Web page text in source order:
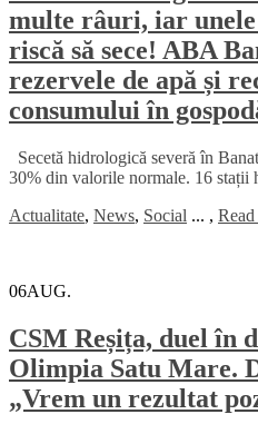
multe râuri, iar
riscă să sece! ABA
rezervele de apă și
consumului în
Secetă hidrologică severă în
30% din valorile normale. 16 stații
Actualitate, News, Social ... ,
06AUG.
CSM Reșița, duel în
Olimpia Satu Mare.
„Vrem un rezultat